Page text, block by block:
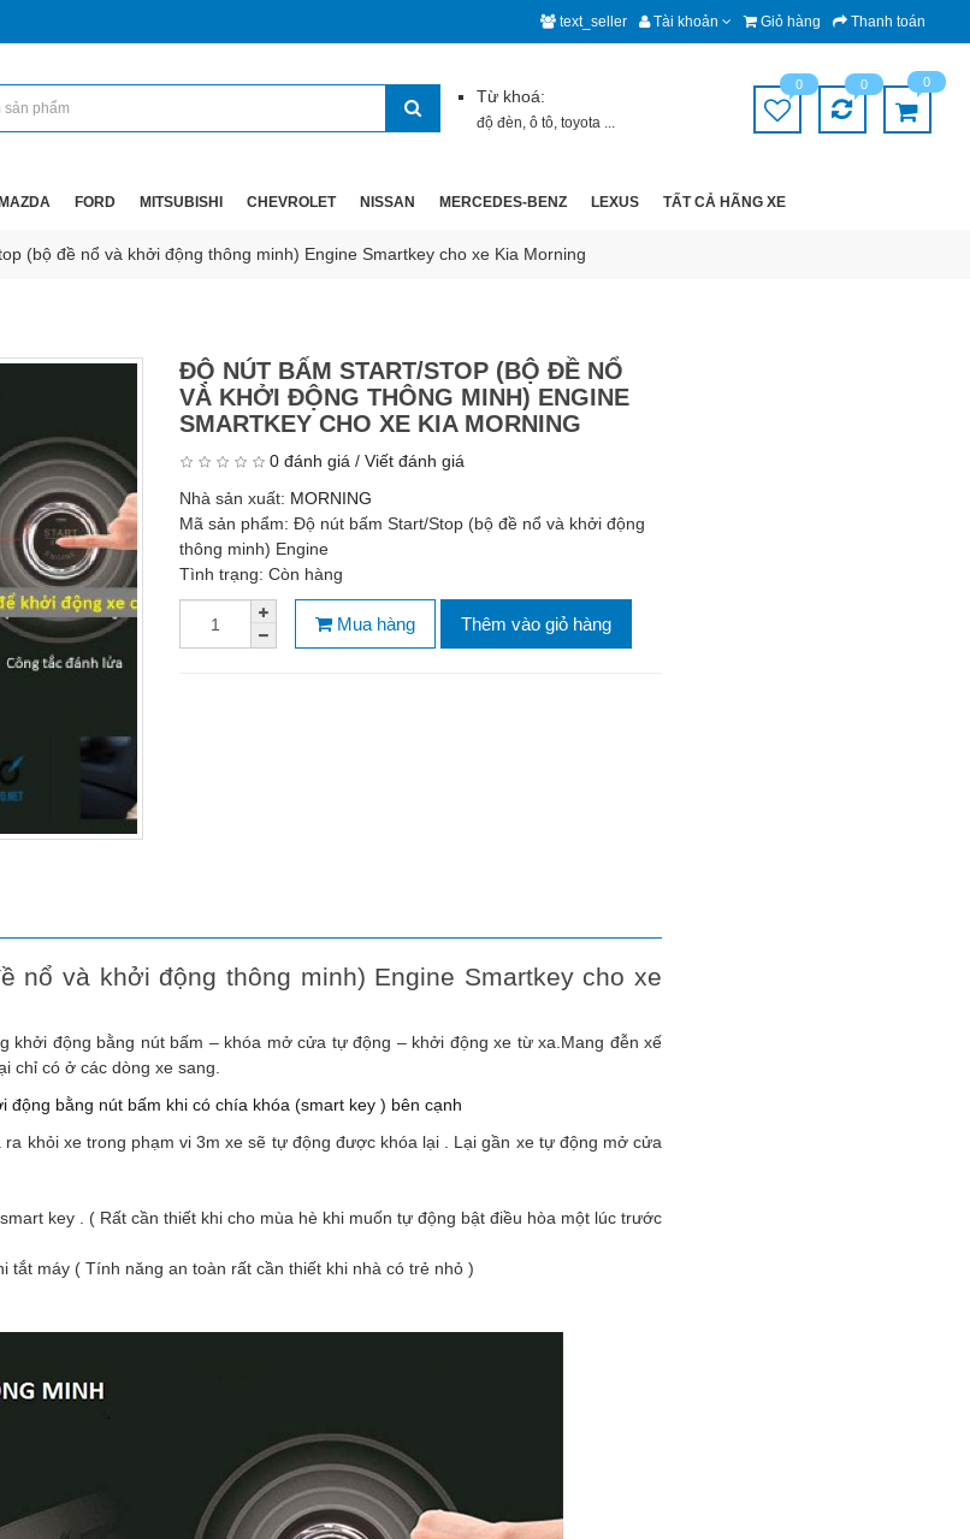
text_seller Tài khoản Giỏ hàng Thanh toán
Từ khoá:
độ đèn,ô tô,toyota ...
0 0 0
MAZDA FORD MITSUBISHI CHEVROLET NISSAN MERCEDES-BENZ LEXUS TẤT CẢ HÃNG XE
(bộ đề nổ và khởi động thông minh) Engine Smartkey cho xe Kia Morning
ĐỘ NÚT BẤM START/STOP (BỘ ĐỀ NỔ
VÀ KHỞI ĐỘNG THÔNG MINH) ENGINE
SMARTKEY CHO XE KIA MORNING
0 đánh giá / Viết đánh giá
Nhà sản xuất: MORNING
Mã sản phẩm: Độ nút bấm Start/Stop (bộ đề nổ và khởi động
thông minh) Engine
Tình trạng: Còn hàng
Mua hàng Thêm vào giỏ hàng
nổ và khởi động thông minh) Engine Smartkey cho xe
khởi động bằng nút bấm – khóa mở cửa tự động – khởi động xe từ xa.Mang đễn xế
chỉ có ở các dòng xe sang.
bằng nút bấm khi có chía khóa (smart key ) bên cạnh
khỏi xe trong phạm vi 3m xe sẽ tự động được khóa lại . Lại gần xe tự động mở cửa
key . ( Rất cần thiết khi cho mùa hè khi muốn tự động bật điều hòa một lúc trước
tắt máy ( Tính năng an toàn rất cần thiết khi nhà có trẻ nhỏ )